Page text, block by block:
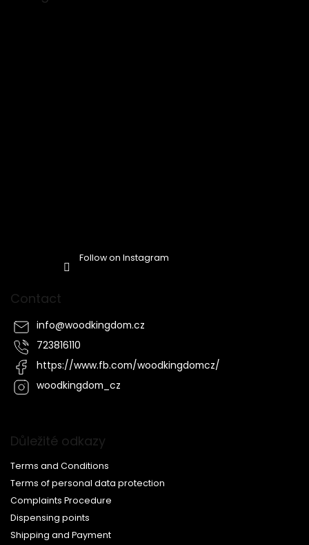
Follow on Instagram
Contact
info@woodkingdom.cz
723816110
https://www.fb.com/woodkingdomcz/
woodkingdom_cz
Důležité odkazy
Terms and Conditions
Terms of personal data protection
Complaints Procedure
Dispensing points
Shipping and Payment